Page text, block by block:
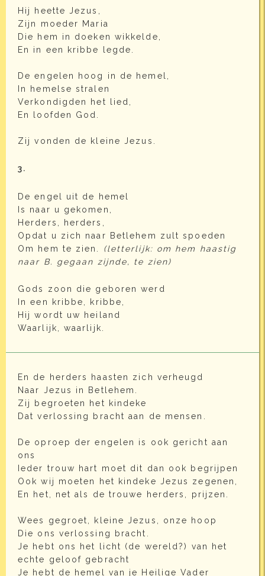
Hij heette Jezus,
Zijn moeder Maria
Die hem in doeken wikkelde,
En in een kribbe legde.
De engelen hoog in de hemel,
In hemelse stralen
Verkondigden het lied,
En loofden God.
Zij vonden de kleine Jezus.
3.
De engel uit de hemel
Is naar u gekomen,
Herders, herders,
Opdat u zich naar Betlehem zult spoeden
Om hem te zien. (letterlijk: om hem haastig
naar B. gegaan zijnde, te zien)
Gods zoon die geboren werd
In een kribbe, kribbe,
Hij wordt uw heiland
Waarlijk, waarlijk.
En de herders haasten zich verheugd
Naar Jezus in Betlehem.
Zij begroeten het kindeke
Dat verlossing bracht aan de mensen.
De oproep der engelen is ook gericht aan
ons
Ieder trouw hart moet dit dan ook begrijpen
Ook wij moeten het kindeke Jezus zegenen,
En het, net als de trouwe herders, prijzen.
Wees gegroet, kleine Jezus, onze hoop
Die ons verlossing bracht.
Je hebt ons het licht (de wereld?) van het
echte geloof gebracht
Je hebt de hemel van je Heilige Vader